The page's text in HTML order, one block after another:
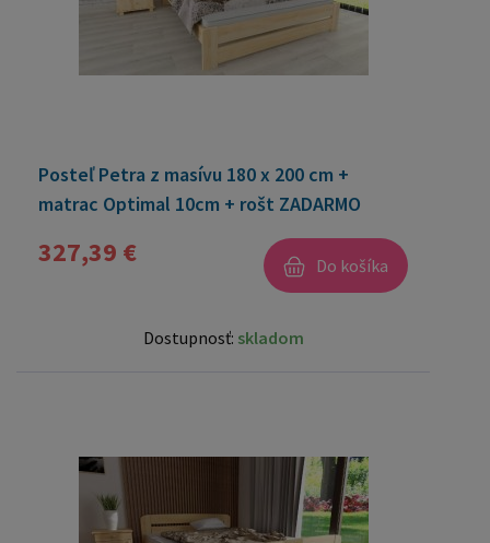
Posteľ Petra z masívu 180 x 200 cm +
matrac Optimal 10cm + rošt ZADARMO
327,39 € Do košíka
Dostupnosť: skladom